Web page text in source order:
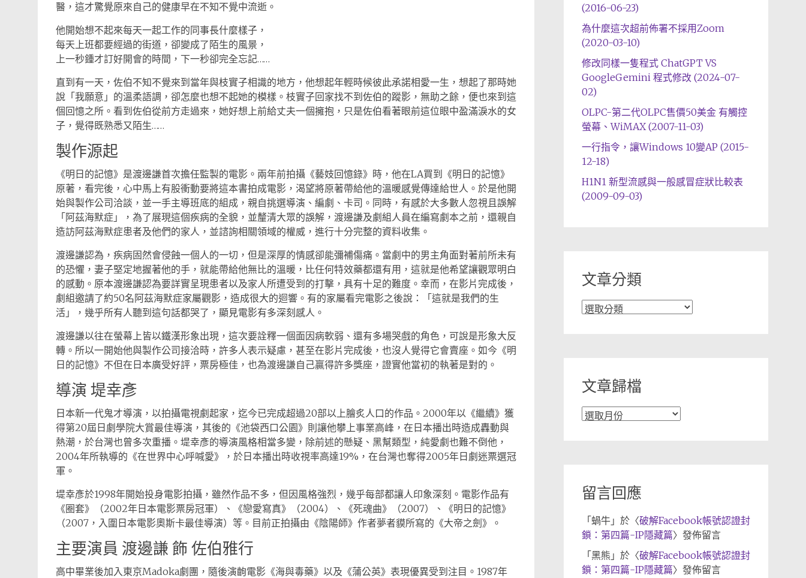
醫，這才驚覺原來自己的健康早在不知不覺中流逝。
他開始想不起來每天一起工作的同事長什麼樣子，
每天上班都要經過的街道，卻變成了陌生的風景，
上一秒鍾才訂好開會的時間，下一秒卻完全忘記……
直到有一天，佐伯不知不覺來到當年與枝實子相識的地方，他想起年輕時候彼此承諾相愛一生，想起了那時她
說「我願意」的溫柔語調，卻怎麼也想不起她的模樣。枝實子回家找不到佐伯的蹤影，無助之餘，便也來到這
個回憶之所。看到佐伯從前方走過來，她好想上前給丈夫一個擁抱，只是佐伯看著眼前這位眼中盈滿淚水的女
子，覺得既熟悉又陌生……
製作源起
《明日的記憶》是渡邊謙首次擔任監製的電影。兩年前拍攝《藝妓回憶錄》時，他在LA買到《明日的記憶》
原著，看完後，心中馬上有股衝動要將這本書拍成電影，渴望將原著帶給他的溫暖感覺傳達給世人。於是他開
始與製作公司洽談，並一手主導班底的組成，親自挑選導演、編劇、卡司。同時，有感於大多數人忽視且誤解
「阿茲海默症」，為了展現這個疾病的全貌，並釐清大眾的誤解，渡邊謙及劇組人員在編寫劇本之前，還親自
造訪阿茲海默症患者及他們的家人，並諮詢相關領域的權威，進行十分完整的資料收集。
渡邊謙認為，疾病固然會侵蝕一個人的一切，但是深厚的情感卻能彌補傷痛。當劇中的男主角面對著前所未有
的恐懼，妻子堅定地握著他的手，就能帶給他無比的溫暖，比任何特效藥都還有用，這就是他希望讓觀眾明白
的感動。原本渡邊謙認為要詳實呈現患者以及家人所遭受到的打擊，具有十足的難度。幸而，在影片完成後，
劇組邀請了約50名阿茲海默症家屬觀影，造成很大的迴響。有的家屬看完電影之後說：「這就是我們的生
活」，幾乎所有人聽到這句話都哭了，顯見電影有多深刻感人。
渡邊謙以往在螢幕上皆以鐵漢形象出現，這次要詮釋一個面因病軟弱、還有多場哭戲的角色，可說是形象大反
轉。所以一開始他與製作公司接洽時，許多人表示疑慮，甚至在影片完成後，也沒人覺得它會賣座。如今《明
日的記憶》不但在日本廣受好評，票房極佳，也為渡邊謙自己贏得許多獎座，證實他當初的執著是對的。
導演 堤幸彥
日本新一代鬼才導演，以拍攝電視劇起家，迄今已完成超過20部以上膾炙人口的作品。2000年以《繼續》獲
得第20屆日劇學院大賞最佳導演，其後的《池袋西口公園》則讓他攀上事業高峰，在日本播出時造成轟動與
熱潮，於台灣也曾多次重播。堤幸彥的導演風格相當多變，除前述的懸疑、黑幫類型，純愛劇也難不倒他，
2004年所執導的《在世界中心呼喊愛》，於日本播出時收視率高達19%，在台灣也奪得2005年日劇迷票選冠
軍。
堤幸彥於1998年開始投身電影拍攝，雖然作品不多，但因風格強烈，幾乎每部都讓人印象深刻。電影作品有
《圈套》（2002年日本電影票房冠軍）、《戀愛寫真》（2004）、《死魂曲》（2007）、《明日的記憶》
（2007，入圍日本電影奧斯卡最佳導演）等。目前正拍攝由《陰陽師》作者夢者貘所寫的《大帝之劍》。
主要演員 渡邊謙 飾 佐伯雅行
高中畢業後加入東京Madoka劇團，隨後演齣電影《海與毒藥》以及《蒲公英》表現優異受到注目。1987年
(2016-06-23)
為什麼這次超前佈署不採用Zoom
(2020-03-10)
修改同樣一隻程式 ChatGPT VS
GoogleGemini 程式修改 (2024-07-
02)
OLPC-第二代OLPC售價50美金 有觸控
螢幕、WiMAX (2007-11-03)
一行指令，讓Windows 10變AP (2015-
12-18)
H1N1 新型流感與一般感冒症狀比較表
(2009-09-03)
文章分類
文
文章歸檔
文
留言回應
「 蝸牛」於〈破解Facebook帳號認證封
鎖：第四篇-IP隱藏篇〉發佈留言
「 黑熊 」於〈破解Facebook帳號認證封
鎖：第四篇-IP隱藏篇〉發佈留言